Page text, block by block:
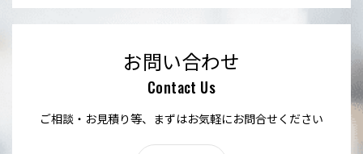
お問い合わせ
Contact Us
ご相談・お見積り等、まずはお気軽にお問合せください